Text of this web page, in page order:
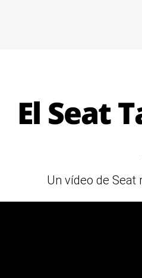
El Seat
Un vídeo de